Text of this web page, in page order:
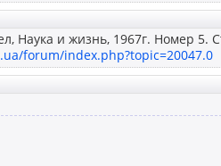
Наука и жизнь, 1967г. Номер 5.
forum/index.php?topic=20047.0